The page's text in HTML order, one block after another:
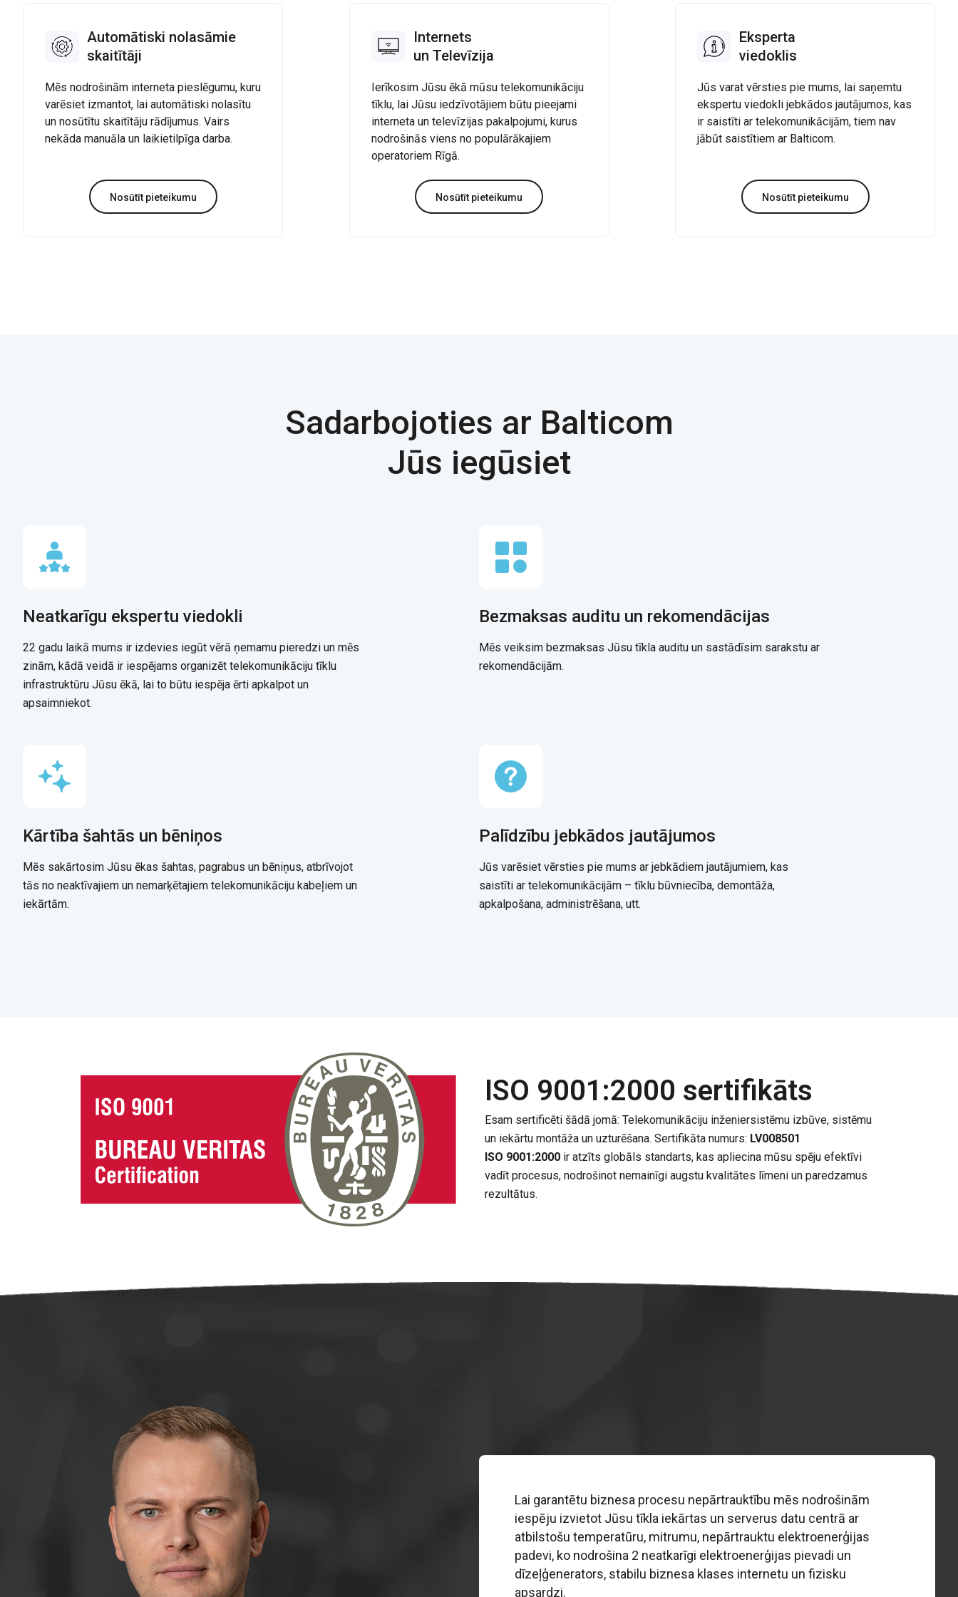
Automātiski nolasāmie
skaitītāji
Mēs nodrošinām interneta pieslēgumu, kuru
varēsiet izmantot, lai automātiski nolasītu
un nosūtītu skaitītāju rādījumus. Vairs
nekāda manuāla un laikietilpīga darba.
Nosūtīt pieteikumu
Internets
un Televīzija
Ierīkosim Jūsu ēkā mūsu telekomunikāciju
tīklu, lai Jūsu iedzīvotājiem būtu pieejami
interneta un televīzijas pakalpojumi, kurus
nodrošinās viens no populārākajiem
operatoriem Rīgā.
Nosūtīt pieteikumu
Eksperta
viedoklis
Jūs varat vērsties pie mums, lai saņemtu
ekspertu viedokli jebkādos jautājumos, kas
ir saistīti ar telekomunikācijām, tiem nav
jābūt saistītiem ar Balticom.
Nosūtīt pieteikumu
Sadarbojoties ar Balticom
Jūs iegūsiet
Neatkarīgu ekspertu viedokli
22 gadu laikā mums ir izdevies iegūt vērā ņemamu pieredzi un mēs
zinām, kādā veidā ir iespējams organizēt telekomunikāciju tīklu
infrastruktūru Jūsu ēkā, lai to būtu iespēja ērti apkalpot un
apsaimniekot.
Bezmaksas auditu un rekomendācijas
Mēs veiksim bezmaksas Jūsu tīkla auditu un sastādīsim sarakstu ar
rekomendācijām.
Kārtība šahtās un bēniņos
Mēs sakārtosim Jūsu ēkas šahtas, pagrabus un bēniņus, atbrīvojot
tās no neaktīvajiem un nemarķētajiem telekomunikāciju kabeļiem un
iekārtām.
Palīdzību jebkādos jautājumos
Jūs varēsiet vērsties pie mums ar jebkādiem jautājumiem, kas
saistīti ar telekomunikācijām – tīklu būvniecība, demontāža,
apkalpošana, administrēšana, utt.
ISO 9001:2000 sertifikāts
Esam sertificēti šādā jomā: Telekomunikāciju inženiersistēmu izbūve, sistēmu
un iekārtu montāža un uzturēšana. Sertifikāta numurs: LV008501
ISO 9001:2000 ir atzīts globāls standarts, kas apliecina mūsu spēju efektīvi
vadīt procesus, nodrošinot nemainīgi augstu kvalitātes līmeni un paredzamus
rezultātus.
Lai garantētu biznesa procesu nepārtrauktību mēs nodrošinām
iespēju izvietot Jūsu tīkla iekārtas un serverus datu centrā ar
atbilstošu temperatūru, mitrumu, nepārtrauktu elektroenerģijas
padevi, ko nodrošina 2 neatkarīgi elektroenerģijas pievadi un
dīzeļģenerators, stabilu biznesa klases internetu un fizisku
apsardzi.